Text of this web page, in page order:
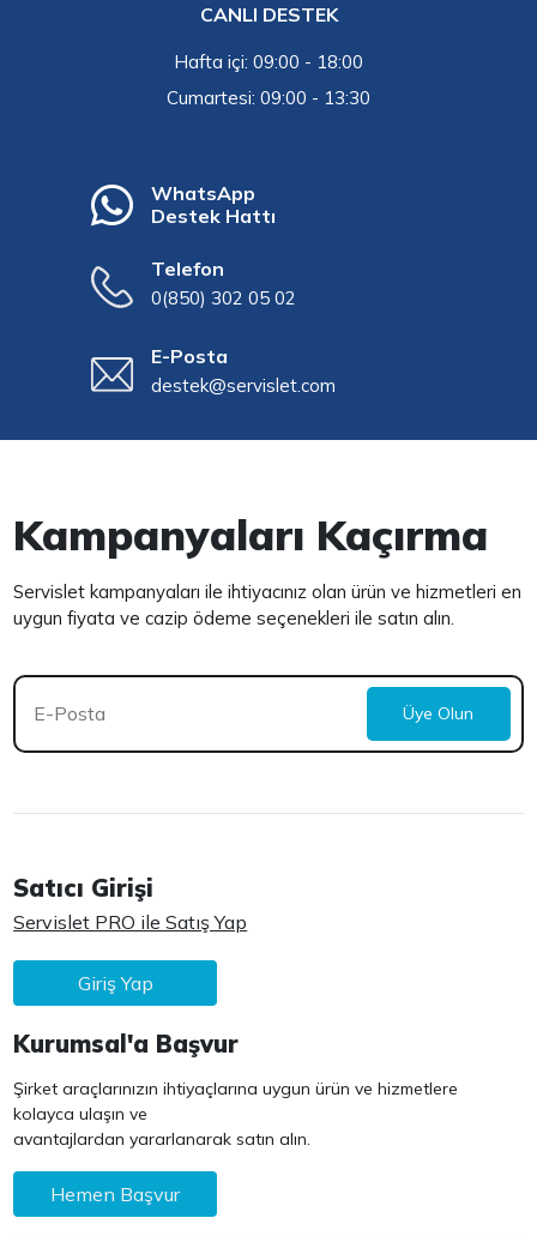
CANLI DESTEK
Hafta içi: 09:00 - 18:00
Cumartesi: 09:00 - 13:30
WhatsApp
Destek Hattı
Telefon
0(850) 302 05 02
E-Posta
destek@servislet.com
Kampanyaları Kaçırma
Servislet kampanyaları ile ihtiyacınız olan ürün ve hizmetleri en
uygun fiyata ve cazip ödeme seçenekleri ile satın alın.
Üye Olun
Satıcı Girişi
Servislet PRO ile Satış Yap
Giriş Yap
Kurumsal'a Başvur
Şirket araçlarınızın ihtiyaçlarına uygun ürün ve hizmetlere
kolayca ulaşın ve
avantajlardan yararlanarak satın alın.
Hemen Başvur